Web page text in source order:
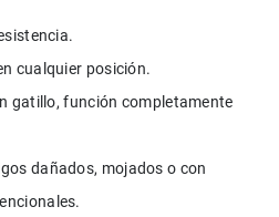
cualquier posición.
gatillo, función completamente
dañados, mojados o con